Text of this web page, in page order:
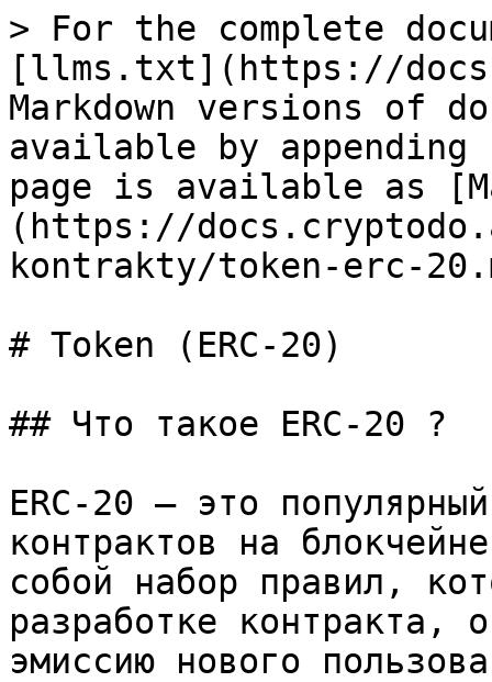
> For the complete
[llms.txt](https://
Markdown versions of
available by
page is available as
(https://
kontrakty/token-erc-
# Token (ERC-20)
## Что такое ERC-20 ?
ERC-20 — это
контрактов на
собой набор правил,
разработке контракта,
эмиссию нового